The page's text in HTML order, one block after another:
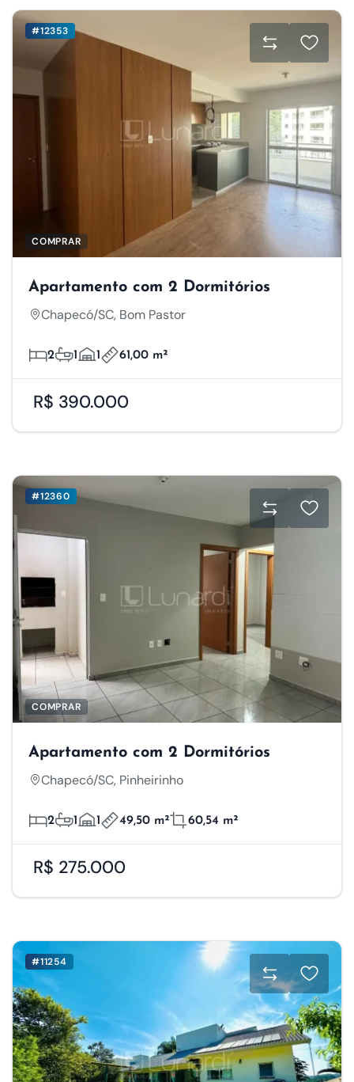
#12353
COMPRAR
Apartamento com 2 Dormitórios
Chapecó/SC, Bom Pastor
2 1 1 61,00 m²
R$ 390.000
#12360
COMPRAR
Apartamento com 2 Dormitórios
Chapecó/SC, Pinheirinho
2 1 1 49,50 m² 60,54 m²
R$ 275.000
#11254